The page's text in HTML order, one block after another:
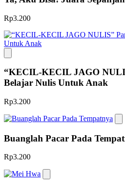
Rp3.200
“KECIL-KECIL JAGO
Belajar Nulis Untuk Anak
Rp3.200
Buanglah Pacar Pada
Rp3.200